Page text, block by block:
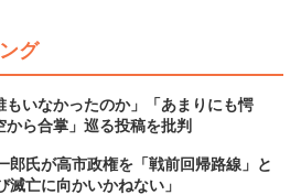
グ
もいなかったのか」「あまりにも愕
ら合掌」巡る投稿を批判
郎氏が高市政権を「戦前回帰路線」と
亡に向かいかねない」